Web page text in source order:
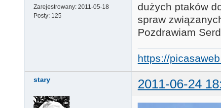
Zarejestrowany: 2011-05-18
Posty: 125
dużych ptaków
spraw
Pozdrawiam
https://
stary 2011-06-24